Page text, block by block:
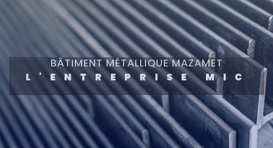
BÂTIMENT MÉTALLIQUE MAZAMET
L'ENTREPRISE MIC